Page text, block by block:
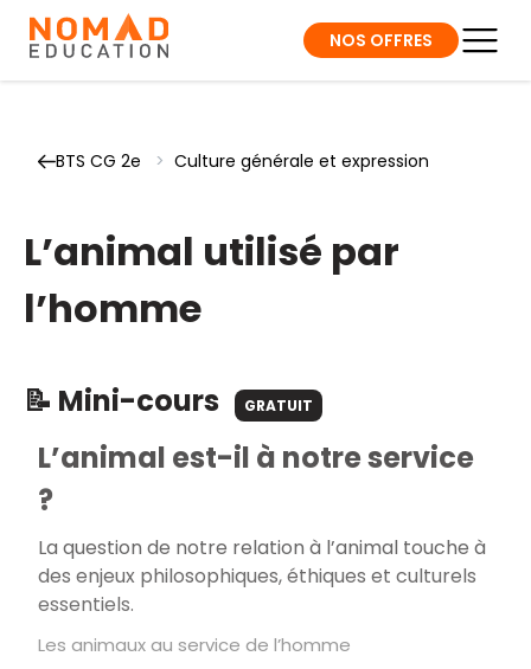
NOS OFFRES
BTS CG 2e > Culture générale et expression
L’animal utilisé par
l’homme
📝 Mini-cours GRATUIT
L’animal est-il à notre service
?
La question de notre relation à l’animal touche à
des enjeux philosophiques, éthiques et culturels
essentiels.
Les animaux au service de l’homme